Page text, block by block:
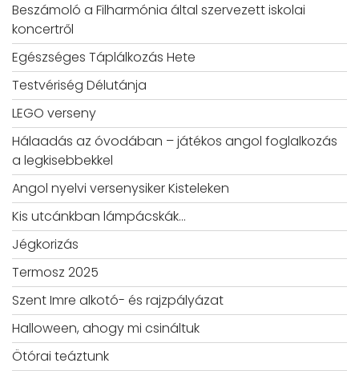
Beszámoló a Filharmónia által szervezett iskolai
koncertről
Egészséges Táplálkozás Hete
Testvériség Délutánja
LEGO verseny
Hálaadás az óvodában – játékos angol foglalkozás
a legkisebbekkel
Angol nyelvi versenysiker Kisteleken
Kis utcánkban lámpácskák…
Jégkorizás
Termosz 2025
Szent Imre alkotó- és rajzpályázat
Halloween, ahogy mi csináltuk
Ötórai teáztunk